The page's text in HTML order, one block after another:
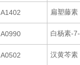
A1402 扁塑藤素
A0990 白杨素-
A0502 汉黄芩素